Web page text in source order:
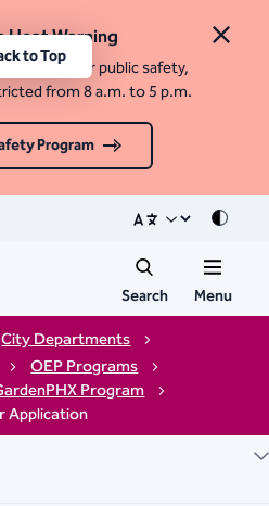
Close
Heat Warning
9. For public safety,
from 8 a.m. to 5 p.m.
Program
Mode
Search Menu
City Departments
OEP Programs
Program
Application
to Top